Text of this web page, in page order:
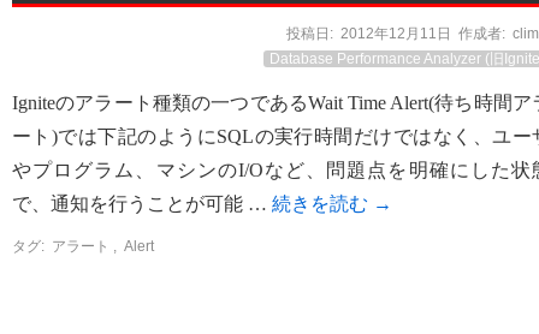
投稿日: 2012年12月11日 作成者:
Database Performance Analyzer (旧
Igniteのアラート種類の一つであるWait Time Alert(待ち時間ア
ート)では下記のようにSQLの実行時間だけではなく、ユー
やプログラム、マシンのI/Oなど、問題点を明確にした状
で、通知を行うことが可能 … 続きを読む →
タグ: アラート , Alert